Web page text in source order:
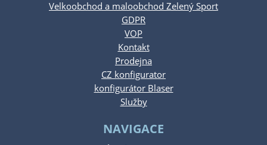
Velkoobchod a maloobchod Zelený Sport
GDPR
VOP
Kontakt
Prodejna
CZ konfigurator
konfigurátor Blaser
Služby
NAVIGACE